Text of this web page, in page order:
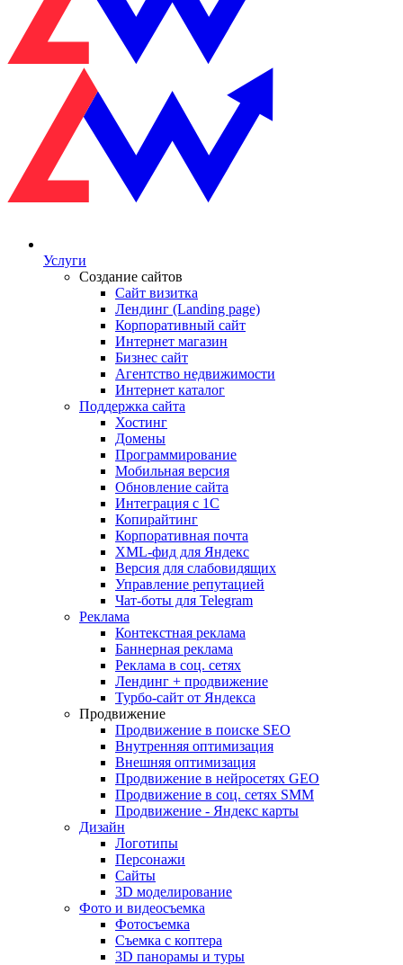
Услуги
Создание сайтов
Сайт визитка
Лендинг (Landing page)
Корпоративный сайт
Интернет магазин
Бизнес сайт
Агентство недвижимости
Интернет каталог
Поддержка сайта
Хостинг
Домены
Программирование
Мобильная версия
Обновление сайта
Интеграция с 1С
Копирайтинг
Корпоративная почта
XML-фид для Яндекс
Версия для слабовидящих
Управление репутацией
Чат-боты для Telegram
Реклама
Контекстная реклама
Баннерная реклама
Реклама в соц. сетях
Лендинг + продвижение
Турбо-сайт от Яндекса
Продвижение
Продвижение в поиске SEO
Внутренняя оптимизация
Внешняя оптимизация
Продвижение в нейросетях GEO
Продвижение в соц. сетях SMM
Продвижение - Яндекс карты
Дизайн
Логотипы
Персонажи
Сайты
3D моделирование
Фото и видеосъемка
Фотосъемка
Съемка с коптера
3D панорамы и туры